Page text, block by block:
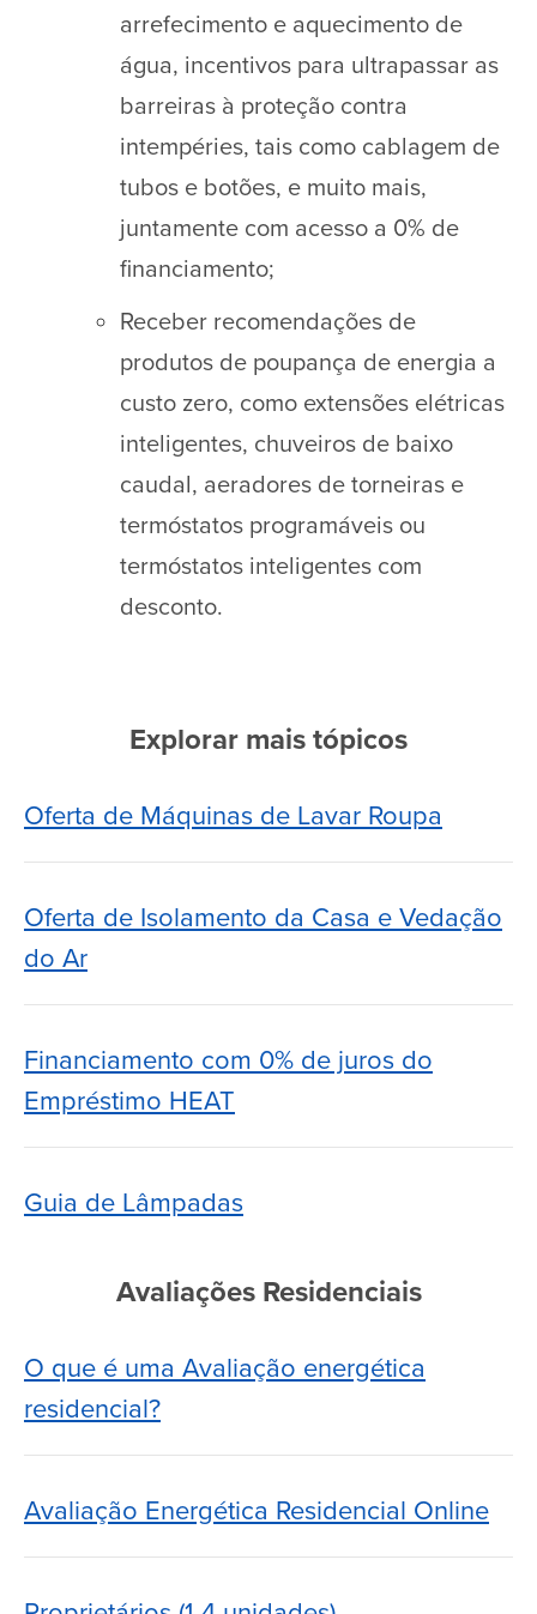
arrefecimento e aquecimento de
água, incentivos para ultrapassar as
barreiras à proteção contra
intempéries, tais como cablagem de
tubos e botões, e muito mais,
juntamente com acesso a 0% de
financiamento;
Receber recomendações de
produtos de poupança de energia a
custo zero, como extensões elétricas
inteligentes, chuveiros de baixo
caudal, aeradores de torneiras e
termóstatos programáveis ou
termóstatos inteligentes com
desconto.
Explorar mais tópicos
Oferta de Máquinas de Lavar Roupa
Oferta de Isolamento da Casa e Vedação
do Ar
Financiamento com 0% de juros do
Empréstimo HEAT
Guia de Lâmpadas
Avaliações Residenciais
O que é uma Avaliação energética
residencial?
Avaliação Energética Residencial Online